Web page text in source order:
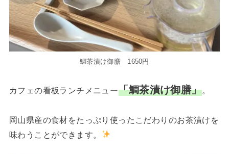
鯛茶漬け御膳 1650円
カフェの看板ランチメニュー「鯛茶漬け御膳」。
岡山県産の食材をたっぷり使ったこだわりのお茶漬けを
味わうことができます。